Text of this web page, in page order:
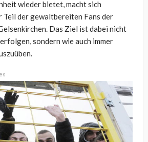
wieder bietet, macht sich
der gewaltbereiten Fans der
Das Ziel ist dabei nicht
sondern wie auch immer